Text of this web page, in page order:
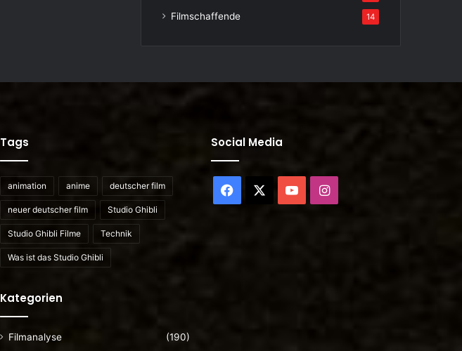
Filmschaffende 14
Tags
animation anime deutscher film
neuer deutscher film Studio Ghibli
Studio Ghibli Filme Technik
Was ist das Studio Ghibli
Kategorien
Filmanalyse (190)
Social Media
Facebook YouTubeInstagram